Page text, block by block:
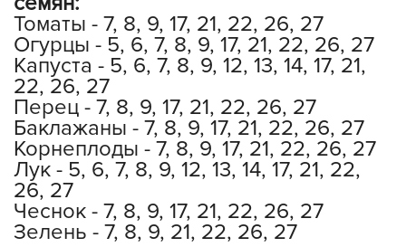
Томаты - 7, 8, 9, 17, 21, 22, 26, 27
Огурцы - 5, 6, 7, 8, 9, 17, 21, 22, 26, 27
Капуста - 5, 6, 7, 8, 9, 12, 13, 14, 17, 21,
22, 26, 27
Перец - 7, 8, 9, 17, 21, 22, 26, 27
Баклажаны - 7, 8, 9, 17, 21, 22, 26, 27
Корнеплоды - 7, 8, 9, 17, 21, 22, 26, 27
Лук - 5, 6, 7, 8, 9, 12, 13, 14, 17, 21, 22,
26, 27
Чеснок - 7, 8, 9, 17, 21, 22, 26, 27
Зелень - 7, 8, 9, 21, 22, 26, 27